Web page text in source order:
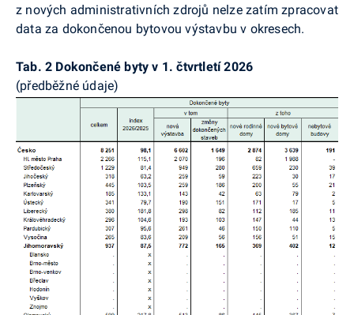
z nových administrativních zdrojů nelze zatím zpracovat
data za dokončenou bytovou výstavbu v okresech.
Tab. 2 Dokončené byty v 1. čtvrtletí 2026
(předběžné údaje)